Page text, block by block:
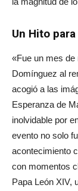
Un Hito
«Fue un mes
Domínguez al
acogió a las
Esperanza de
inolvidable por
evento no solo
acontecimiento
con momentos
Papa León XIV,